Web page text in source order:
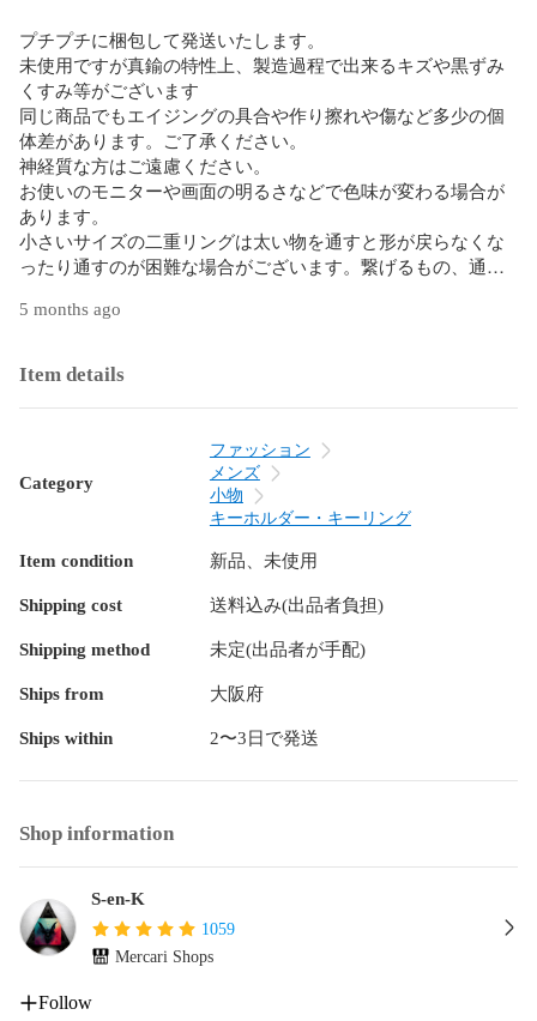
プチプチに梱包して発送いたします。
未使用ですが真鍮の特性上、製造過程で出来るキズや黒ずみ
くすみ等がございます
同じ商品でもエイジングの具合や作り擦れや傷など多少の個
体差があります。ご了承ください。
神経質な方はご遠慮ください。
お使いのモニターや画面の明るさなどで色味が変わる場合が
あります。
小さいサイズの二重リングは太い物を通すと形が戻らなくな
ったり通すのが困難な場合がございます。繋げるもの、通す
単品でのお値引きは出来かねますので値引き交渉はご了承く
追跡と補償は付いておりませんのでご了承ください。
祝日や土日を挟む場合は郵便局がお休みなので、その分郵便
局の配送が遅延する場合がございます。ご迷惑をおかけしま
すがご了承くださいm(_ _)m
#キーリング
#キーフック
#キーホルダー
#カラビナキーフック
5 months ago
Item details
Category
ファッション
メンズ
小物
キーホルダー・キーリング
Item condition 新品、未使用
Shipping cost 送料込み(出品者負担)
Shipping method 未定(出品者が手配)
Ships from 大阪府
Ships within 2〜3日で発送
Shop information
S-en-K
1059
Mercari Shops
Follow